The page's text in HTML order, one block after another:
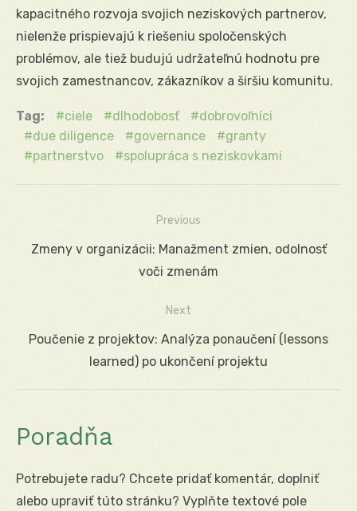
kapacitného rozvoja svojich neziskových partnerov,
nielenže prispievajú k riešeniu spoločenských
problémov, ale tiež budujú udržateľnú hodnotu pre
svojich zamestnancov, zákazníkov a širšiu komunitu.
Tag: ciele dlhodobosť
dobrovoľníci
due diligence
governance
granty
partnerstvo
spolupráca s neziskovkami
Navigácia
Previous
Previous
Zmeny v organizácii: Manažment zmien, odolnosť
voči zmenám
Next
Next
Poučenie z projektov: Analýza ponaučení (lessons
learned) po ukončení projektu
Poradňa
Potrebujete radu? Chcete pridať komentár, doplniť
alebo upraviť túto stránku? Vyplňte textové pole